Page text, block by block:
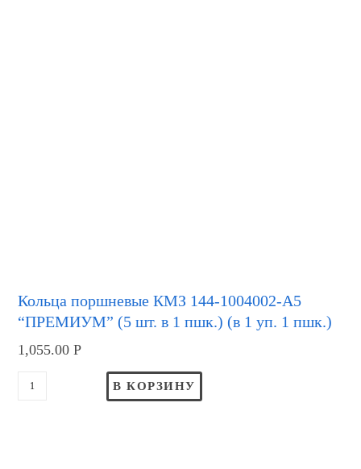
Кольца поршневые КМЗ 144-1004002-А5
“ПРЕМИУМ” (5 шт. в 1 пшк.) (в 1 уп. 1 пшк.)
1,055.00Р
В КОРЗИНУ